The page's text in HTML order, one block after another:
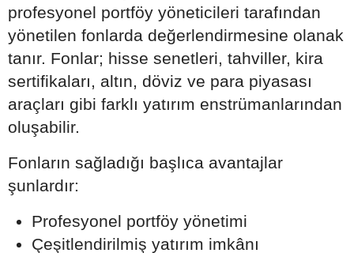
profesyonel portföy yöneticileri tarafından
yönetilen fonlarda değerlendirmesine olanak
tanır. Fonlar; hisse senetleri, tahviller, kira
sertifikaları, altın, döviz ve para piyasası
araçları gibi farklı yatırım enstrümanlarından
oluşabilir.
Fonların sağladığı başlıca avantajlar
şunlardır:
Profesyonel portföy yönetimi
Çeşitlendirilmiş yatırım imkânı